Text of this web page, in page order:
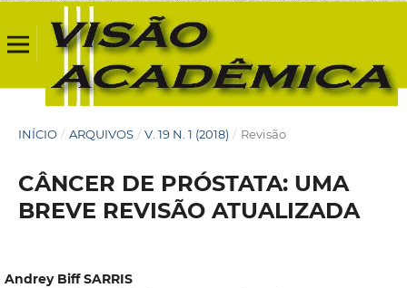
INÍCIO / ARQUIVOS / V. 19 N. 1 (2018) / Revisão
CÂNCER DE PRÓSTATA: UMA
BREVE REVISÃO ATUALIZADA
Andrey Biff SARRIS